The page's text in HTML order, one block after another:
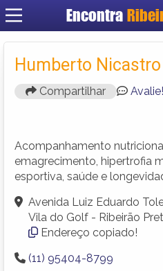
Encontra
Humberto
Compartilhar Avalie!
Acompanhamento
emagrecimento, hipertrofia
esportiva, saúde e
Avenida Luiz Eduardo
Vila do Golf - Ribeirão
Endereço copiado!
(11) 95404-8799